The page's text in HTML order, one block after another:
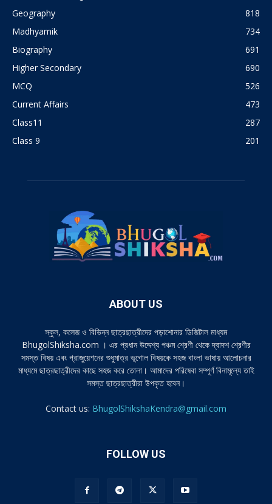
Geography
818
Madhyamik
734
Biography
691
Higher Secondary
690
MCQ
526
Current Affairs
473
Class11
287
Class 9
201
ABOUT US
স্কুল, কলেজ ও বিভিন্ন ছাত্রছাত্রীদের পড়াশোনার ডিজিটাল মাধ্যম
BhugolShiksha.com । এর প্রধান উদ্দেশ্য পঞ্চম শ্রেণী থেকে দ্বাদশ শ্রেণীর
সমস্ত বিষয় এবং গ্রাজুয়েশনের শুধুমাত্র ভূগোল বিষয়কে সহজ বাংলা ভাষায় আলোচনার
মাধ্যমে ছাত্রছাত্রীদের কাছে সহজ করে তোলা। আমাদের পরিষেবা সম্পূর্ণ বিনামূল্যে তাই
সমস্ত ছাত্রছাত্রীরা উপকৃত হবেন।
Contact us: BhugolShikshaKendra@gmail.com
FOLLOW US